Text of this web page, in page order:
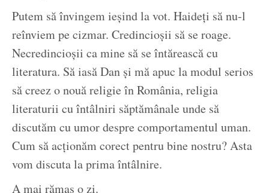
Putem să învingem ieșind la vot. Haideți să nu-l
reînviem pe cizmar. Credincioșii să se roage.
Necredincioșii ca mine să se întărească cu
literatura. Să iasă Dan și mă apuc la modul serios
să creez o nouă religie în România, religia
literaturii cu întâlniri săptămânale unde să
discutăm cu umor despre comportamentul uman.
Cum să acționăm corect pentru bine nostru? Asta
vom discuta la prima întâlnire.
A mai rămas o zi.